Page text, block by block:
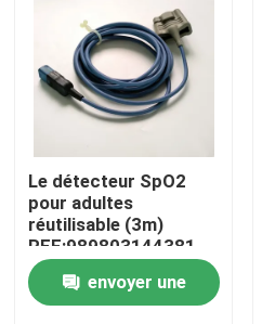
À la maison
Produits
Vidéos
Le détecteur SpO2
pour adultes
réutilisable (3m)
REF:989803144381
envoyer une